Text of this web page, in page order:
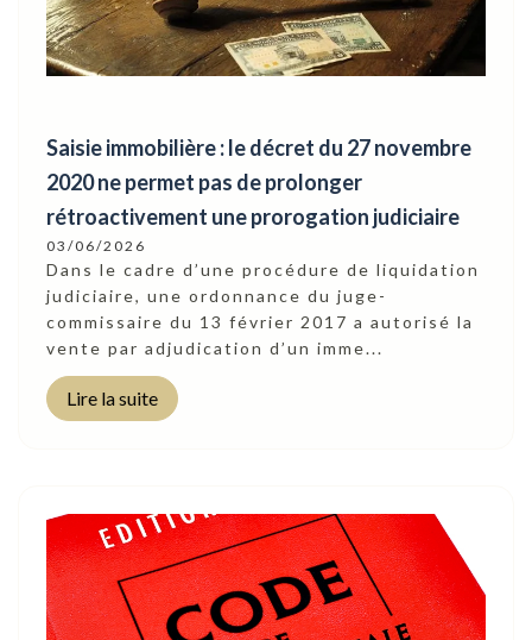
Saisie immobilière : le décret du 27 novembre
2020 ne permet pas de prolonger
rétroactivement une prorogation judiciaire
03/06/2026
Dans le cadre d’une procédure de liquidation
judiciaire, une ordonnance du juge-
commissaire du 13 février 2017 a autorisé la
vente par adjudication d’un imme...
Lire la suite